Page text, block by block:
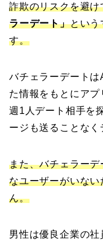
詐欺のリスクを避
ラーデート」という
す。
バチェラーデート
た情報をもとにア
週1人デート相手を
ージも送ることなく
また、バチェラーデ
なユーザーがいな
ん。
男性は優良企業の